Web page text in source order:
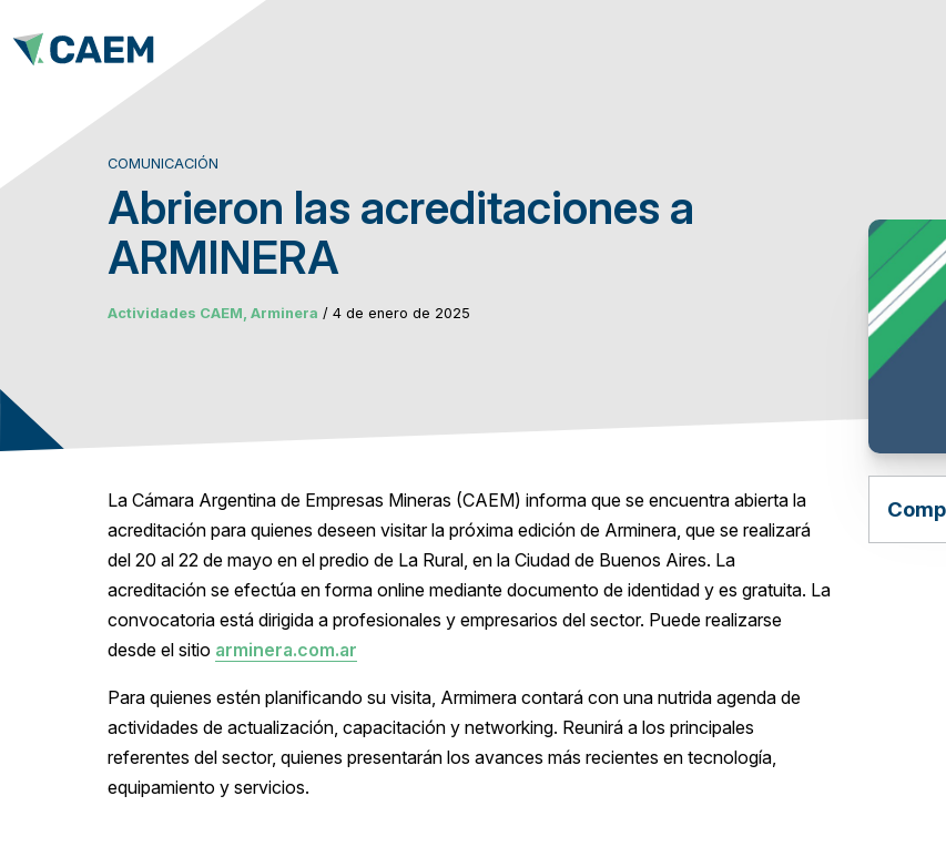
COMUNICACIÓN
Abrieron las acreditaciones a
ARMINERA
Actividades CAEM, Arminera / 4 de enero de 2025
La Cámara Argentina de Empresas Mineras (CAEM) informa que se encuentra abierta la
acreditación para quienes deseen visitar la próxima edición de Arminera, que se realizará
del 20 al 22 de mayo en el predio de La Rural, en la Ciudad de Buenos Aires. La
acreditación se efectúa en forma online mediante documento de identidad y es gratuita. La
convocatoria está dirigida a profesionales y empresarios del sector. Puede realizarse
desde el sitio arminera.com.ar
Para quienes estén planificando su visita, Armimera contará con una nutrida agenda de
actividades de actualización, capacitación y networking. Reunirá a los principales
referentes del sector, quienes presentarán los avances más recientes en tecnología,
equipamiento y servicios.